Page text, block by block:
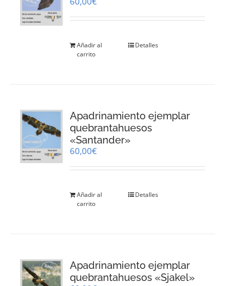
Añadir al
carrito
Detalles
Apadrinamiento ejemplar
quebrantahuesos
«Santander»
60,00€
Añadir al
carrito
Detalles
Apadrinamiento ejemplar
quebrantahuesos «Sjakel»